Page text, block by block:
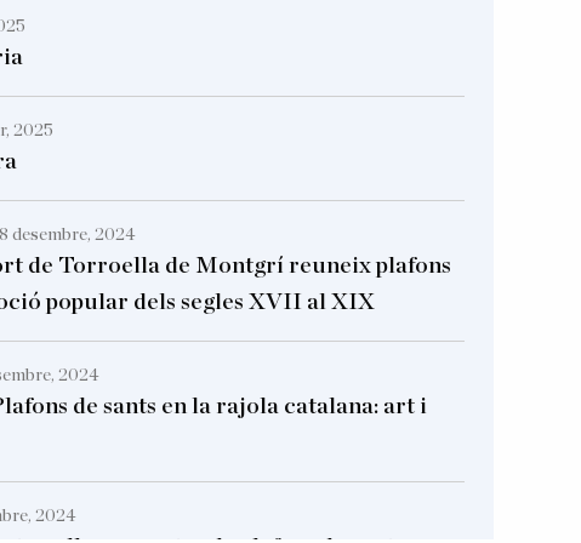
2025
desembre, 2024
de Torroella de Montgrí reuneix plafons
popular dels segles XVII al XIX
2024
de sants en la rajola catalana: art i
2024